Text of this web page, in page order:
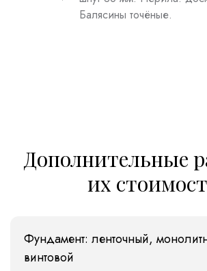
Балясины точёные.
Дополнительные
их
Фундамент: ленточный,
винтовой